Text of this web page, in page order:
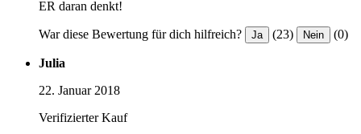
ER daran denkt!
War diese Bewertung für dich hilfreich? Ja (23) Nein (0)
Julia
22. Januar 2018
Verifizierter Kauf